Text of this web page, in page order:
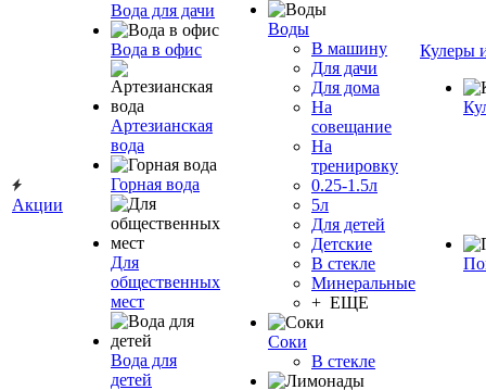
Акции
Вода для дачи
Вода в офис
Артезианская
вода
Горная вода
Для
общественных
мест
Вода для
детей
Воды
В машину
Для дачи
Для дома
На
совещание
На
тренировку
0.25-1.5л
5л
Для детей
Детские
В стекле
Минеральные
+ ЕЩЕ
Соки
В стекле
Кулеры